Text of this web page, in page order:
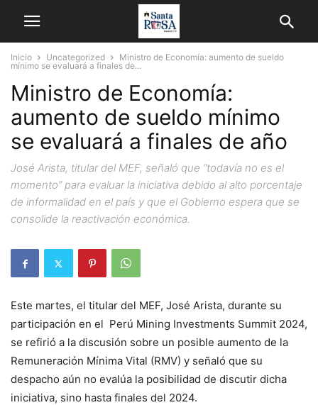
Inicio Uncategorized
Ministro de Economía: aumento de sueldo
mínimo se evaluará a finales de...
Ministro de Economía:
aumento de sueldo mínimo
se evaluará a finales de año
José Arista, titular del MEF, señaló que “todavía no es el
momento” para evaluar la iniciativa debido al alto porcentaje
de informalidad en el país y que el Gobierno espera que se
consolide la reactivación económica.
Este martes, el titular del MEF, José Arista, durante su
participación en el Perú Mining Investments Summit 2024,
se refirió a la discusión sobre un posible aumento de la
Remuneración Mínima Vital (RMV) y señaló que su
despacho aún no evalúa la posibilidad de discutir dicha
iniciativa, sino hasta finales del 2024.